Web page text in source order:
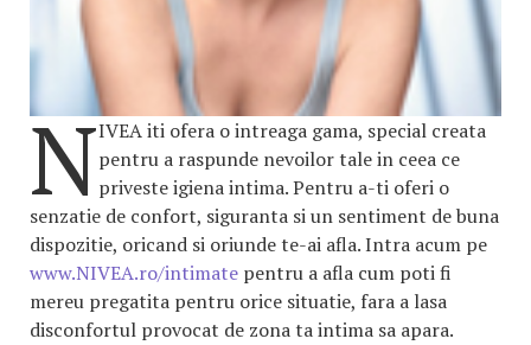
NIVEA iti ofera o intreaga gama, special creata
pentru a raspunde nevoilor tale in ceea ce
priveste igiena intima. Pentru a-ti oferi o
senzatie de confort, siguranta si un sentiment de buna
dispozitie, oricand si oriunde te-ai afla. Intra acum pe
www.NIVEA.ro/intimate pentru a afla cum poti fi
mereu pregatita pentru orice situatie, fara a lasa
disconfortul provocat de zona ta intima sa apara.